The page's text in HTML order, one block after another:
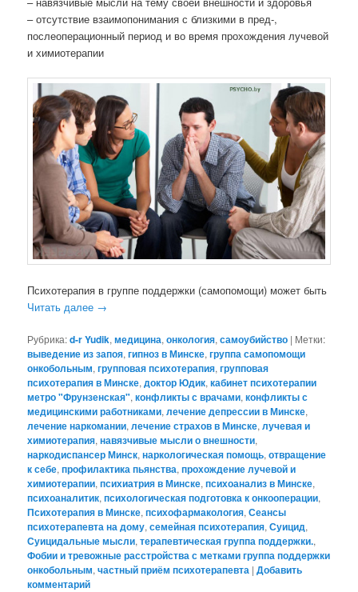
– отсутствие взаимопонимания с близкими в пред-,
послеоперационный период и во время прохождения лучевой
и химиотерапии
Психотерапия в группе поддержки (самопомощи) может быть
Читать далее →
Рубрика:d-r Yudik,медицина,онкология,самоубийство | Метки:
выведение из запоя,гипноз в Минске,группа самопомощи
онкобольным,групповая психотерапия,групповая
психотерапия в Минске,доктор Юдик,кабинет психотерапии
метро "Фрунзенская",конфликты с врачами,конфликты с
медицинскими работниками,лечение депрессии в Минске,
лечение наркомании,лечение страхов в Минске,лучевая и
химиотерапия,навязчивые мысли о внешности,
наркодиспансер Минск,наркологическая помощь,отвращение
к себе,профилактика пьянства,прохождение лучевой и
химиотерапии,психиатрия в Минске,психоанализ в Минске,
психоаналитик,психологическая подготовка к онкооперации,
Психотерапия в Минске,психофармакология,Сеансы
психотерапевта на дому,семейная психотерапия,Суицид,
Суицидальные мысли,терапевтическая группа поддержки.,
Фобии и тревожные расстройства с метками группа поддержки
онкобольным,частный приём психотерапевта |Добавить
комментарий